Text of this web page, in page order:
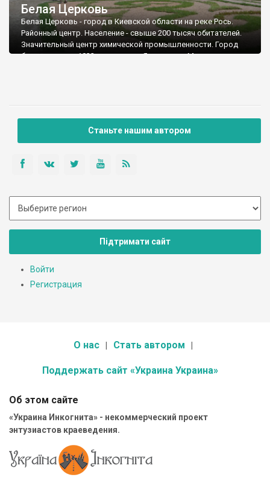
Белая Церковь
Белая Церковь - город в Киевской области на реке Рось.
Районный центр. Население - свыше 200 тысяч обитателей.
Значительный центр химической промышленности. Город
был основан в 1032 году князем Ярославом Мудрым.
Станьте нашим автором
Підтримати сайт
Войти
Регистрация
О нас Стать автором
Поддержать сайт «Украина Украина»
Об этом сайте
«Украина Инкогнита» - некоммерческий проект
энтузиастов краеведения.